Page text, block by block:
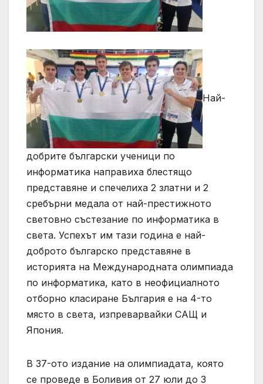
Най-
добрите български ученици по
информатика направиха блестящо
представяне и спечелиха 2 златни и 2
сребърни медала от най-престижното
световно състезание по информатика в
света. Успехът им тази година е най-
доброто българско представяне в
историята на Международната олимпиада
по информатика, като в неофициалното
отборно класиране България е на 4-то
място в света, изпреварвайки САЩ и
Япония.
В 37-ото издание на олимпиадата, която
се проведе в Боливия от 27 юли до 3